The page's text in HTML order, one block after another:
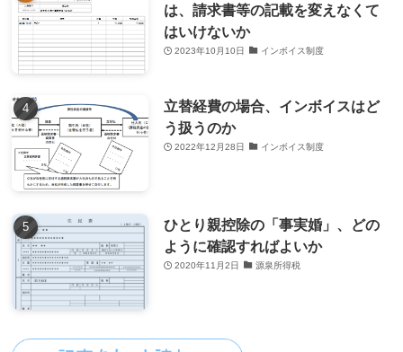
は、請求書等の記載を変えなくて
はいけないか
2023年10月10日 インボイス制度
立替経費の場合、インボイスはど
う扱うのか
2022年12月28日 インボイス制度
ひとり親控除の「事実婚」、どの
ように確認すればよいか
2020年11月2日 源泉所得税